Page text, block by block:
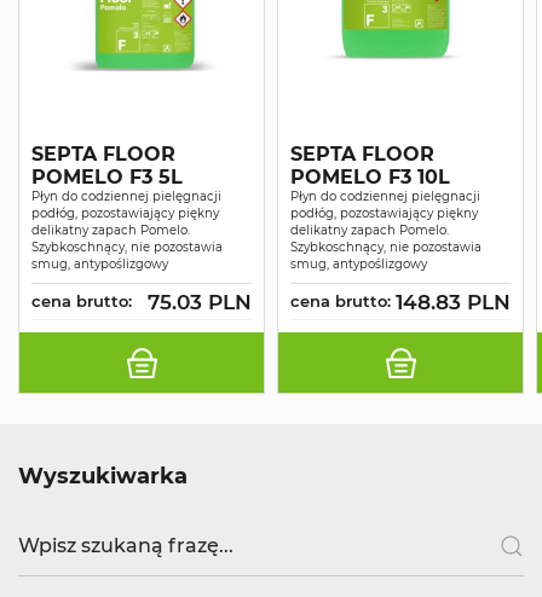
SEPTA FLOOR
POMELO F3 5L
Płyn do codziennej pielęgnacji
podłóg, pozostawiający piękny
delikatny zapach Pomelo.
Szybkoschnący, nie pozostawia
smug, antypoślizgowy
cena brutto: 75.03 PLN
SEPTA FLOOR
POMELO F3 10L
Płyn do codziennej pielęgnacji
podłóg, pozostawiający piękny
delikatny zapach Pomelo.
Szybkoschnący, nie pozostawia
smug, antypoślizgowy
cena brutto: 148.83 PLN
Wyszukiwarka